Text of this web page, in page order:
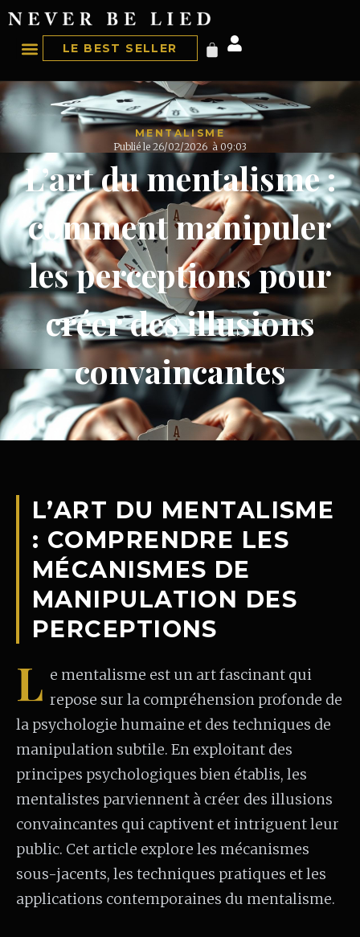
LE BEST SELLER
MENTALISME
Publié le 26/02/2026 à 09:03
L’art du mentalisme :
comment manipuler
les perceptions pour
créer des illusions
convaincantes
L’ART DU MENTALISME
: COMPRENDRE LES
MÉCANISMES DE
MANIPULATION DES
PERCEPTIONS
L e mentalisme est un art fascinant qui
repose sur la compréhension profonde de
la psychologie humaine et des techniques de
manipulation subtile. En exploitant des
principes psychologiques bien établis, les
mentalistes parviennent à créer des illusions
convaincantes qui captivent et intriguent leur
public. Cet article explore les mécanismes
sous-jacents, les techniques pratiques et les
applications contemporaines du mentalisme.